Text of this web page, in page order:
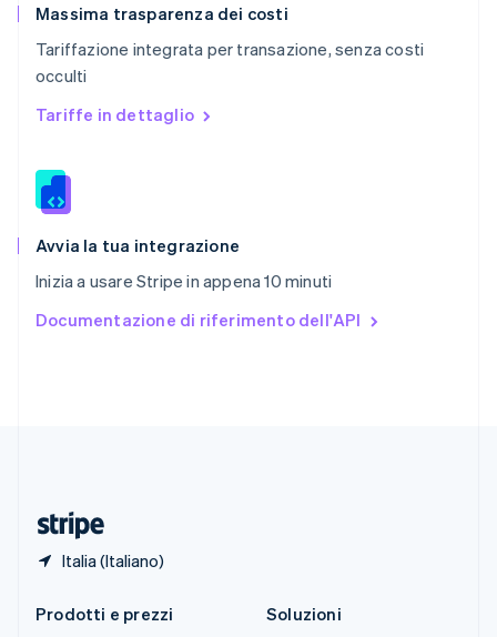
Massima trasparenza dei costi
Tariffazione integrata per transazione, senza costi
occulti
Tariffe in dettaglio
Avvia la tua integrazione
Inizia a usare Stripe in appena 10 minuti
Documentazione di riferimento dell'API
Italia (Italiano)
English
English
Romania
English
Slovacchia
Slovenia
English Italiano
EspañolEnglish
English Español 简体中文
Prodotti e prezzi
Soluzioni